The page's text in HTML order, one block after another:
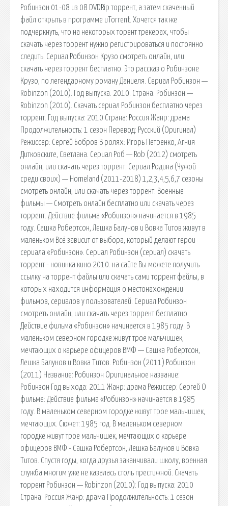
Робинзон 01-08 из 08 DVDRip торрент, а затем скаченный
файл открыть в программе uTorrent. Хочется так же
подчеркнуть, что на некоторых торент трекерах, чтобы
скачать через торрент нужно регистрироваться и постоянно
следить. Сериал Робинзон Крузо смотреть онлайн, или
скачать через торрент бесплатно. Это рассказ о Робинзоне
Крузо, по легендарному роману Даниеля. Сериал Робинзон —
Robinzon (2010). Год выпуска. 2010. Страна. Робинзон —
Robinzon (2010). Скачать сериал Робинзон бесплатно через
торрент. Год выпуска: 2010 Страна: Россия Жанр: драма
Продолжительность: 1 сезон Перевод: Русский (Оригинал)
Режиссер: Сергей Бобров В ролях: Игорь Петренко, Агния
Дитковските, Светлана. Сериал Роб — Rob (2012) смотреть
онлайн, или скачать через торрент. Сериал Родина (Чужой
среди своих) — Homeland (2011-2018) 1,2,3,4,5,6,7 сезоны
смотреть онлайн, или скачать через торрент. Военные
фильмы — Смотреть онлайн бесплатно или скачать через
торрент. Действие фильма «Робинзон» начинается в 1985
году. Сашка Робертсон, Лешка Балунов и Вовка Титов живут в
маленьком Всё зависит от выбора, который делают герои
сериала «Робинзон». Сериал Робинзон (сериал) скачать
торрент - новинка кино 2010. на сайте Вы можете получить
ссылку на торрент файлы или скачать сами торрент файлы, в
которых находится информация о местонахождении
фильмов, сериалов у пользователей. Сериал Робинзон
смотреть онлайн, или скачать через торрент бесплатно.
Действие фильма «Робинзон» начинается в 1985 году. В
маленьком северном городке живут трое мальчишек,
мечтающих о карьере офицеров ВМФ — Сашка Робертсон,
Лешка Балунов и Вовка Титов. Робинзон (2011) Робинзон
(2011) Название: Робинзон Оригинальное название:
Робинзон Год выхода: 2011 Жанр: драма Режиссер: Сергей О
фильме: Действие фильма «Робинзон» начинается в 1985
году. В маленьком северном городке живут трое мальчишек,
мечтающих. Сюжет: 1985 год. В маленьком северном
городке живут трое мальчишек, мечтающих о карьере
офицеров ВМФ - Сашка Робертсон, Лешка Балунов и Вовка
Титов. Спустя годы, когда друзья заканчивали школу, военная
служба многим уже не казалась столь престижной. Скачать
торрент Робинзон — Robinzon (2010): Год выпуска: 2010
Страна: Россия Жанр: драма Продолжительность: 1 сезон